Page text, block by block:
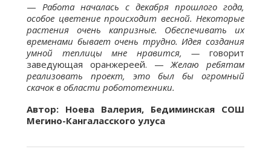
— Работа началась с декабря прошлого года,
особое цветение происходит весной. Некоторые
растения очень капризные. Обеспечивать их
временами бывает очень трудно. Идея создания
умной теплицы мне нравится, — говорит
заведующая оранжереей. —Желаю ребятам
реализовать проект, это был бы огромный
скачок в области робототехники.
Автор: Ноева Валерия, Бедиминская СОШ
Мегино-Кангаласского улуса